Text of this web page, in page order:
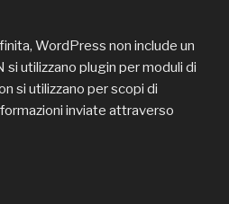
WordPress non include un
utilizzano plugin per moduli di
si utilizzano per scopi di
inviate attraverso